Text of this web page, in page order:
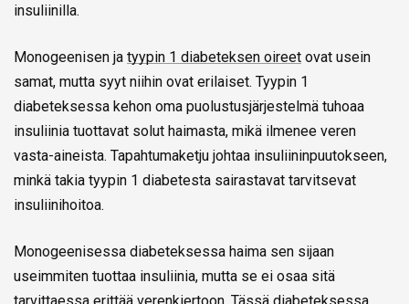
insuliinilla.
Monogeenisen ja tyypin 1 diabeteksen oireet ovat usein
samat, mutta syyt niihin ovat erilaiset. Tyypin 1
diabeteksessa kehon oma puolustusjärjestelmä tuhoaa
insuliinia tuottavat solut haimasta, mikä ilmenee veren
vasta-aineista. Tapahtumaketju johtaa insuliininpuutokseen,
minkä takia tyypin 1 diabetesta sairastavat tarvitsevat
insuliinihoitoa.
Monogeenisessa diabeteksessa haima sen sijaan
useimmiten tuottaa insuliinia, mutta se ei osaa sitä